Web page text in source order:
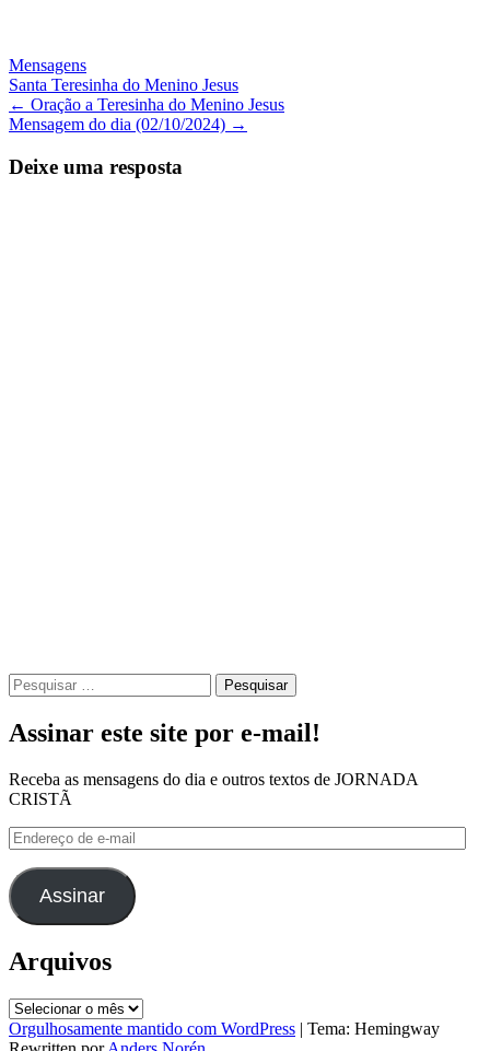
Mensagens
Santa Teresinha do Menino Jesus
Navegação
de
Posts
← Oração a Teresinha do Menino Jesus
Mensagem do dia (02/10/2024) →
Deixe uma resposta
Pesquisar
por:
Assinar este site por e-mail!
Receba as mensagens do dia e outros textos de JORNADA
CRISTÃ
Endereço
de
e-
mail
Assinar
Arquivos
Arquivos
Orgulhosamente mantido com WordPress | Tema: Hemingway